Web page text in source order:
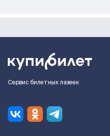
Сервис билетных лазеек